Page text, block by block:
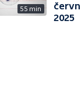
55 min
2025